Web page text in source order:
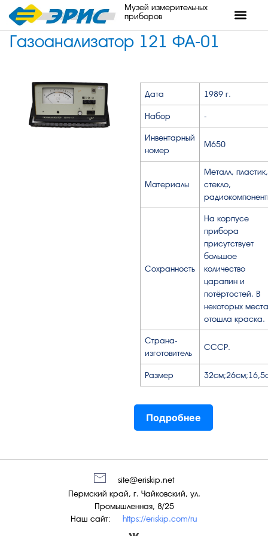
Музей измерительных
приборов
Газоанализатор 121 ФА-01
Дата 1989 г.
Набор -
Инвентарный
номер
М650
Материалы
Металл, пластик,
стекло,
Сохранность
На корпусе
прибора
присутствует
большое
количество
царапин и
потёртостей. В
некоторых
отошла краска.
Страна-
изготовитель
СССР.
Размер
Подробнее
Наш сайт: https://eriskip.com/ru
Пермский край, г. Чайковский, ул.
Промышленная, 8/25
site@eriskip.net